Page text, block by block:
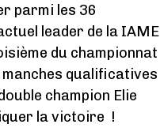
parmi les 36
leader de la IAME
du championnat
qualificatives
champion Elie
la victoire !